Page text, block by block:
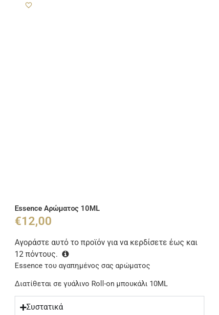
Essence Αρώματος 10ML
€12,00
Αγοράστε αυτό το προϊόν για να κερδίσετε έως και
12 πόντους.
Essence του αγαπημένος σας αρώματος
Διατίθεται σε γυάλινο Roll-on μπουκάλι 10ML
Συστατικά